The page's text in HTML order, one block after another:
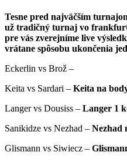
Tesne pred najväčším
už tradičný turnaj vo
pre vás zverejníme live
vrátane spôsobu ukončenia
Eckerlin vs Brož –
Keita vs Sardari – Keita na
Langer vs Dousiss – Langer 1
Sanikidze vs Nezhad – Nezhad
Glismann vs Siwiecz –